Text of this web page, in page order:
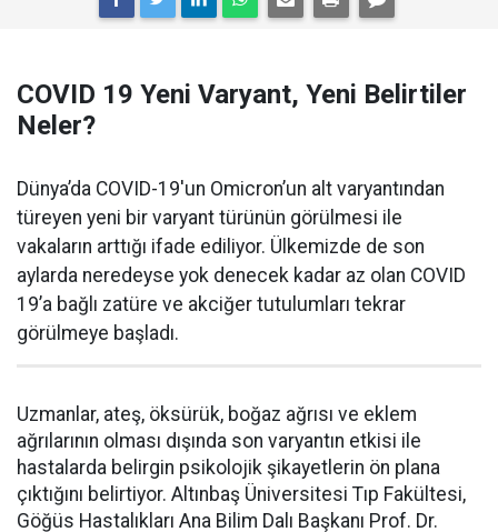
COVID 19 Yeni Varyant, Yeni Belirtiler
Neler?
Dünya’da COVID-19'un Omicron’un alt varyantından
türeyen yeni bir varyant türünün görülmesi ile
vakaların arttığı ifade ediliyor. Ülkemizde de son
aylarda neredeyse yok denecek kadar az olan COVID
19’a bağlı zatüre ve akciğer tutulumları tekrar
görülmeye başladı.
Uzmanlar, ateş, öksürük, boğaz ağrısı ve eklem
ağrılarının olması dışında son varyantın etkisi ile
hastalarda belirgin psikolojik şikayetlerin ön plana
çıktığını belirtiyor. Altınbaş Üniversitesi Tıp Fakültesi,
Göğüs Hastalıkları Ana Bilim Dalı Başkanı Prof. Dr.